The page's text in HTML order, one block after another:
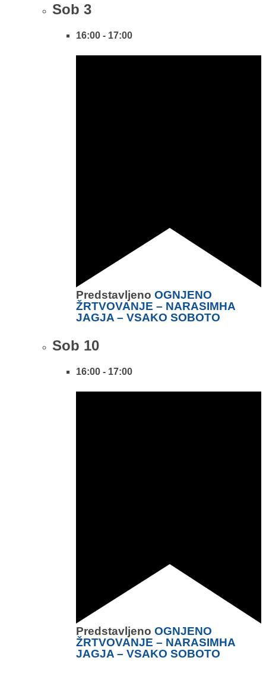
Sob 3
16:00 - 17:00
Predstavljeno OGNJENO
ŽRTVOVANJE – NARASIMHA
JAGJA – VSAKO SOBOTO
Sob 10
16:00 - 17:00
Predstavljeno OGNJENO
ŽRTVOVANJE – NARASIMHA
JAGJA – VSAKO SOBOTO